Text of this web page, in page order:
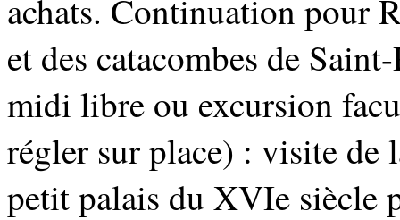
achats. Continuation pour
et des catacombes de
midi libre ou excursion
régler sur place) : visite de
petit palais du XVIe siècle